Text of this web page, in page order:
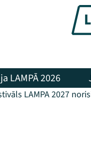
LAMPĀ 2026
LAMPA 2027